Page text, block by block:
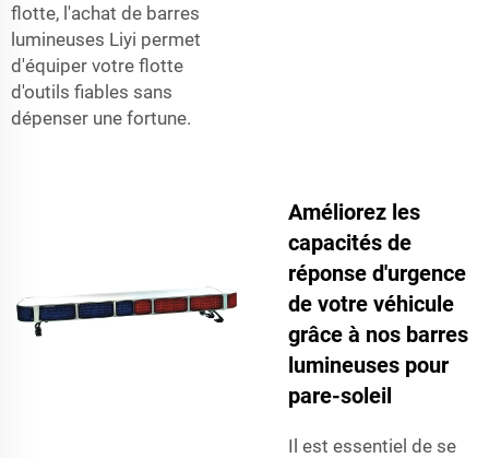
flotte, l'achat de barres
lumineuses Liyi permet
d'équiper votre flotte
d'outils fiables sans
dépenser une fortune.
Améliorez les
capacités de
réponse d'urgence
de votre véhicule
grâce à nos barres
lumineuses pour
pare-soleil
Il est essentiel de se